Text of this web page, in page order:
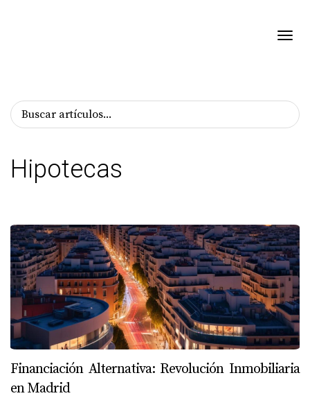
Hipotecas
Financiación Alternativa: Revolución Inmobiliaria
en Madrid